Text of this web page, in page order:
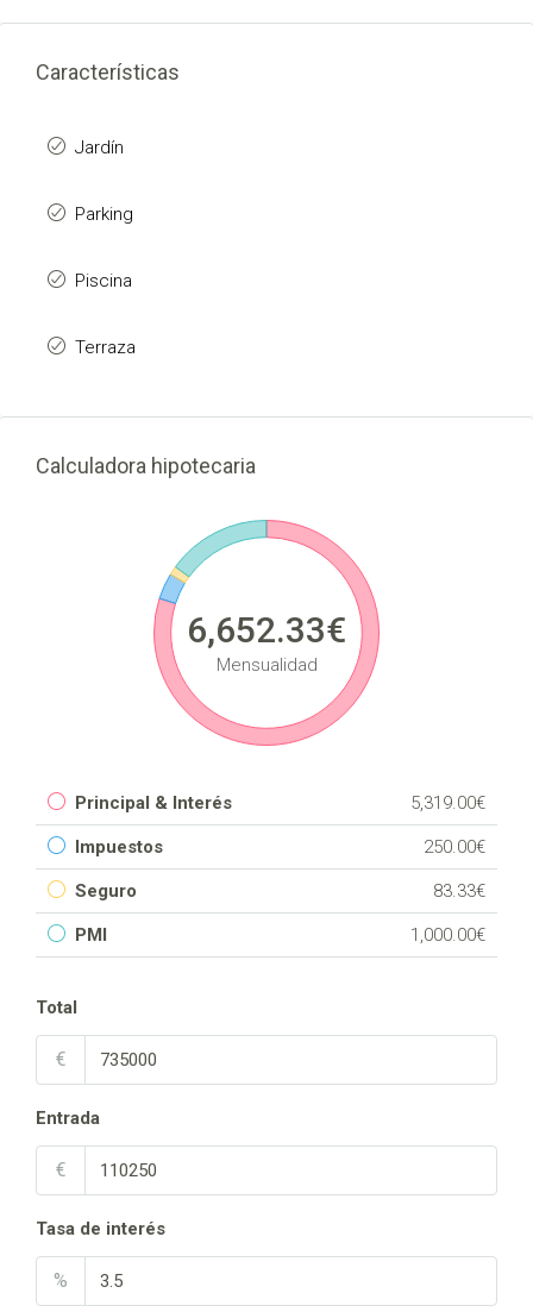
Características
Jardín
Parking
Piscina
Terraza
Calculadora hipotecaria
6,652.33€
Mensualidad
Principal & Interés 5,319.00€
Impuestos 250.00€
Seguro 83.33€
PMI 1,000.00€
Total
€
Entrada
€
Tasa de interés
%